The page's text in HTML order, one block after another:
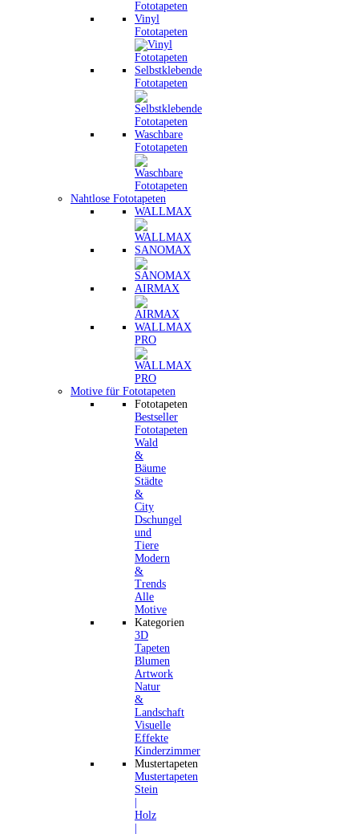
Vinyl
Fototapeten
Selbstklebende
Fototapeten
Waschbare
Fototapeten
Nahtlose Fototapeten
WALLMAX
SANOMAX
AIRMAX
WALLMAX
PRO
Motive für Fototapeten
Fototapeten
Bestseller
Fototapeten
Wald
&
Bäume
Städte
&
City
Dschungel
und
Tiere
Modern
&
Trends
Alle
Motive
Kategorien
3D
Tapeten
Blumen
Artwork
Natur
&
Landschaft
Visuelle
Effekte
Kinderzimmer
Mustertapeten
Mustertapeten
Stein
Holz